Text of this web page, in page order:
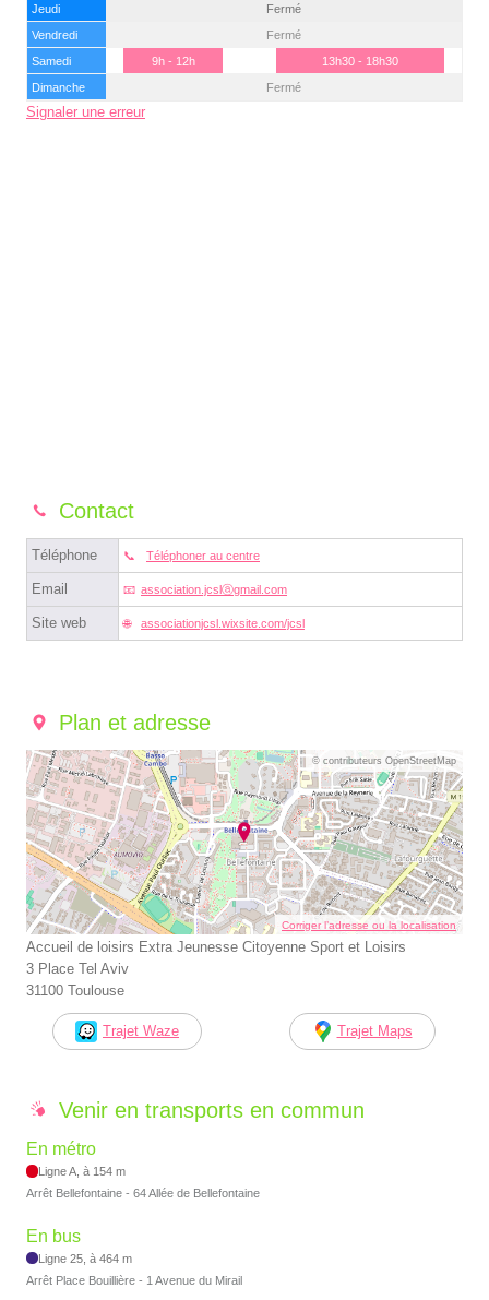
Jeudi
Fermé
Vendredi
Fermé
Samedi
9h - 12h
13h30 - 18h30
Dimanche
Fermé
Signaler une erreur
Contact
Téléphone Téléphoner au centre
Email association.jcslⓐgmail.com
Site web associationjcsl.wixsite.com/jcsl
Plan et adresse
© contributeurs OpenStreetMap
Corriger l’adresse ou la localisation
Accueil de loisirs Extra Jeunesse Citoyenne Sport et Loisirs
3 Place Tel Aviv
31100 Toulouse
Trajet Waze Trajet Maps
Venir en transports en commun
En métro
Ligne A, à 154 m
Arrêt Bellefontaine - 64 Allée de Bellefontaine
En bus
Ligne 25, à 464 m
Arrêt Place Bouillière - 1 Avenue du Mirail